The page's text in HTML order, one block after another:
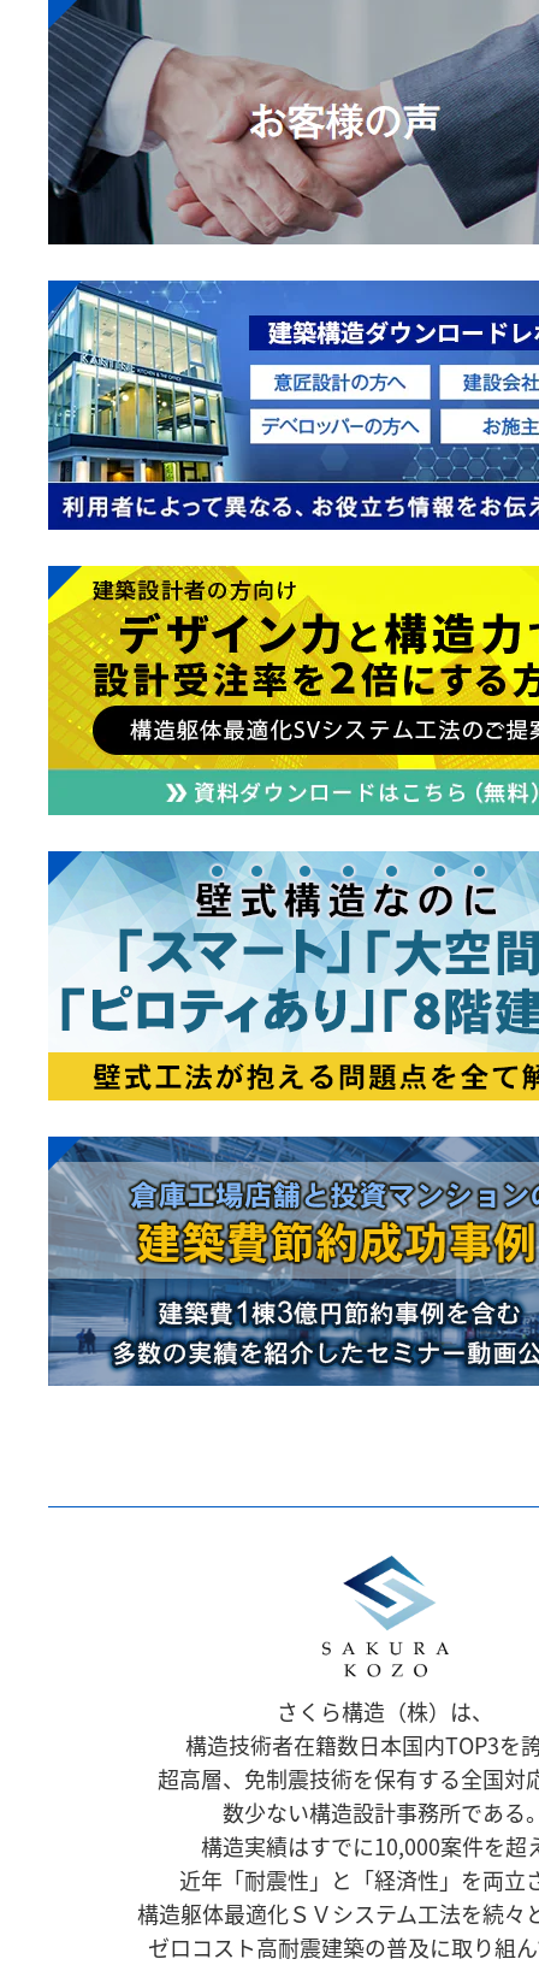
さくら構造（株）は、
構造技術者在籍数日本国内TOP3を
超高層、免制震技術を保有する全国対
数少ない構造設計事務所である
構造実績はすでに10,000案件を超
近年「耐震性」と「経済性」を両立
構造躯体最適化ＳＶシステム工法を続々
ゼロコスト高耐震建築の普及に取り組